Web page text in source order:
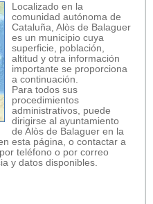
Localizado en la
comunidad autónoma de
Cataluña, Alòs de Balaguer
es un municipio cuya
superficie, población,
altitud y otra información
importante se proporciona
a continuación.
Para todos sus
procedimientos
administrativos, puede
dirigirse al ayuntamiento
de Alòs de Balaguer en la
esta página, o contactar a
teléfono o por correo
y datos disponibles.